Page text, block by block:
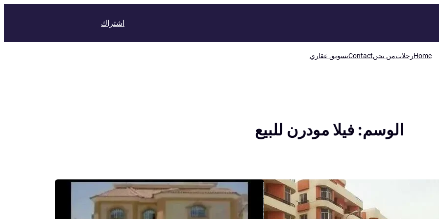
اشتراك
Homeرحلاتمن نحنContactتسويق عقاري
الوسم: فيلا مودرن للبيع